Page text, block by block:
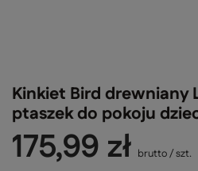
Kinkiet Bird drewniany
ptaszek do pokoju
175,99 zł brutto/szt.